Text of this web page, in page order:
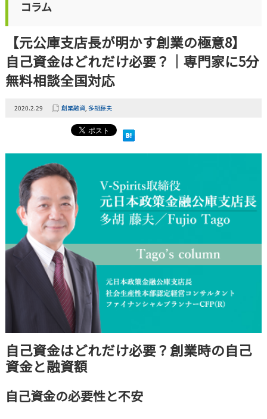
コラム
【元公庫支店長が明かす創業の極意8】
自己資金はどれだけ必要？｜専門家に5分
無料相談全国対応
2020.2.29 創業融資, 多胡藤夫
自己資金はどれだけ必要？創業時の自己
資金と融資額
自己資金の必要性と不安